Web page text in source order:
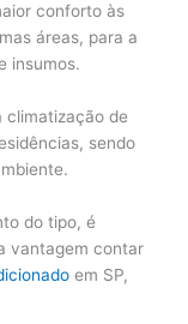
conforto às
áreas, para a
insumos.
climatização de
sendo
do tipo, é
vantagem contar
em SP,